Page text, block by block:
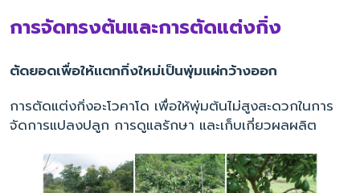
การจัดทรงต้นและการตัดแต่งกิ่ง
ตัดยอดเพื่อให้แตกกิ่งใหม่เป็นพุ่มแผ่กว้างออก
การตัดแต่งกิ่งอะโวคาโด เพื่อให้พุ่มต้นไม่สูงสะดวกในการ
จัดการแปลงปลูก การดูแลรักษา และเก็บเกี่ยวผลผลิต